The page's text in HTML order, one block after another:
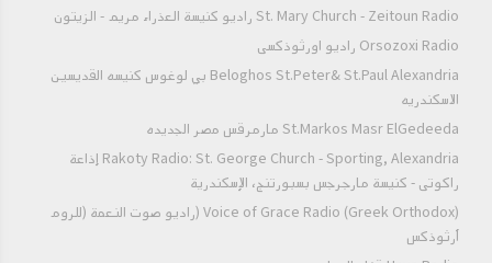
St. Mary Church - Zeitoun Radio راديو كنيسة العذراء مريم - الزيتون
Orsozoxi Radio راديو اورثوذكسى
Beloghos St.Peter& St.Paul Alexandria بي لوغوس كنيسه القديسين
الاسكندريه
St.Markos Masr ElGedeeda مارمرقس مصر الجديده
Rakoty Radio: St. George Church - Sporting, Alexandria إذاعة
راكوتى - كنيسة مارجرجس بسبورتنج، الإسكندرية
Voice of Grace Radio (Greek Orthodox) (راديو صوت النعمة (للروم
أرثوذكس